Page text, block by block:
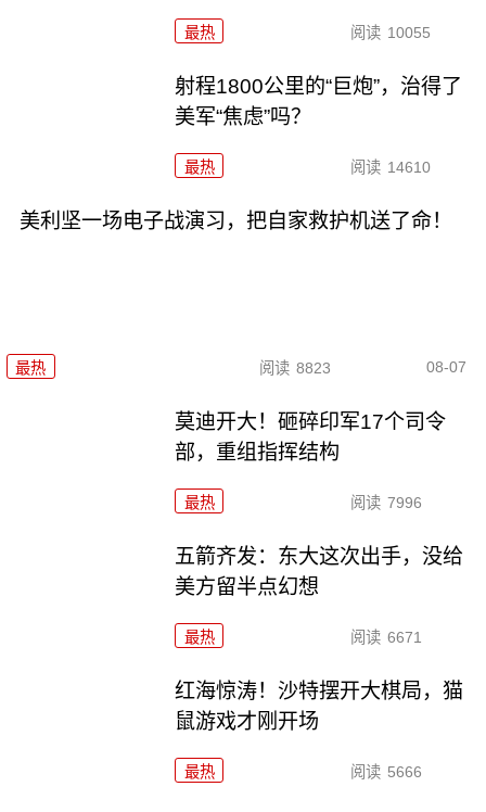
最热 阅读 10055
射程1800公里的“巨炮”，治得了
美军“焦虑”吗？
最热 阅读 14610
美利坚一场电子战演习，把自家救护机送了命！
最热 阅读 8823 08-07
莫迪开大！砸碎印军17个司令
部，重组指挥结构
最热 阅读 7996
五箭齐发：东大这次出手，没给
美方留半点幻想
最热 阅读 6671
红海惊涛！沙特摆开大棋局，猫
鼠游戏才刚开场
最热 阅读 5666